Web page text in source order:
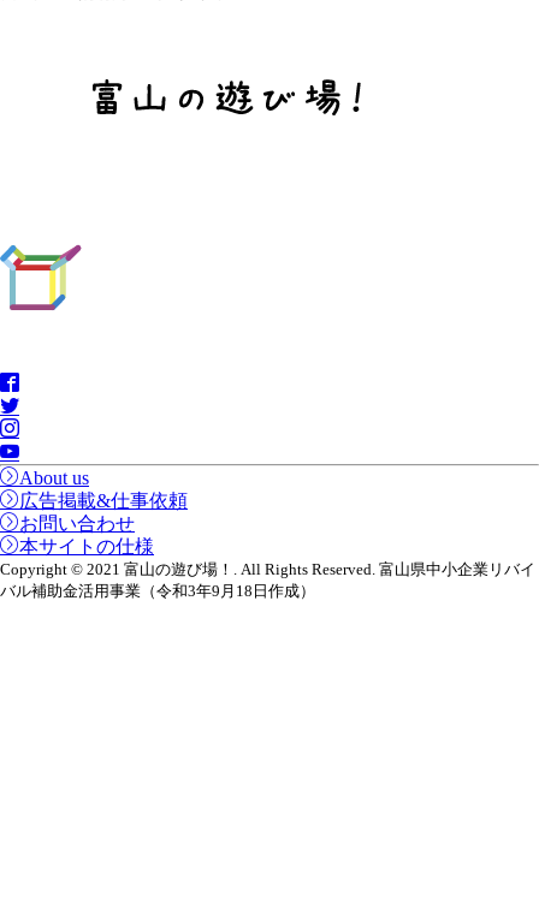
About us
広告掲載&仕事依頼
お問い合わせ
本サイトの仕様
Copyright © 2021 富山の遊び場！. All Rights Reserved. 富山県中小企業リバイ
バル補助金活用事業（令和3年9月18日作成）